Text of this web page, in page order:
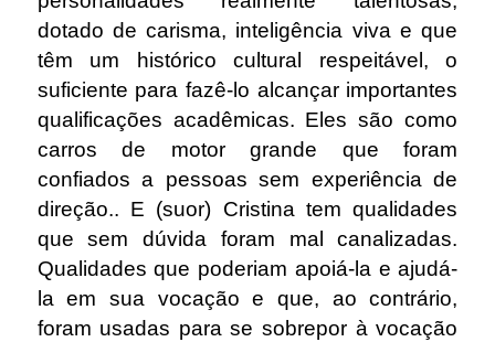
dotado de carisma, inteligência viva e que
têm um histórico cultural respeitável, o
suficiente para fazê-lo alcançar importantes
qualificações acadêmicas. Eles são como
carros de motor grande que foram
confiados a pessoas sem experiência de
direção.. E (suor) Cristina tem qualidades
que sem dúvida foram mal canalizadas.
Qualidades que poderiam apoiá-la e ajudá-
la em sua vocação e que, ao contrário,
foram usadas para se sobrepor à vocação